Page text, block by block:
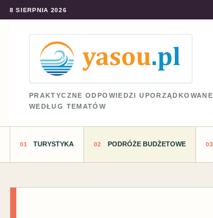
8 SIERPNIA 2026
PRAKTYCZNE ODPOWIEDZI UPORZĄDKOWANE
WEDŁUG TEMATÓW
TURYSTYKA PODRÓŻE BUDŻETOWE